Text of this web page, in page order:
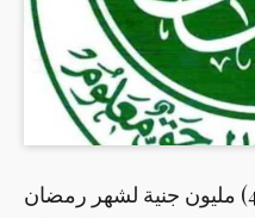
ديوان الزكاة: اعتماد (435) مليون جنية لشهر رمضان